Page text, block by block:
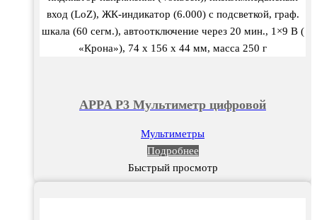
вход (LoZ), ЖК-индикатор (6.000) с подсветкой, граф.
шкала (60 сегм.), автоотключение через 20 мин., 1×9 В (
«Крона»), 74 х 156 х 44 мм, масса 250 г
APPA P3 Мультиметр цифровой
Мультиметры
Подробнее
Быстрый просмотр